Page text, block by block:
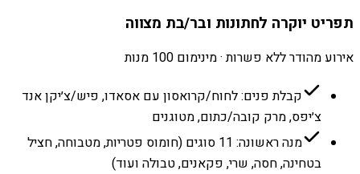
תפריט יוקרה לחתונות ובר/בת מצווה
אירוע מהודר ללא פשרות · מינימום 100 מנות
קבלת פנים: לחוח/קרואסון עם אסאדו, פיש/צ׳יקן אנד
צ׳יפס, מרק קובה/כתום, מטוגנים
מנה ראשונה: 11 סוגים (חומוס פטריות, מטבוחה, חציל
בטחינה, חסה, שרי, פקאנים, טבולה ועוד)